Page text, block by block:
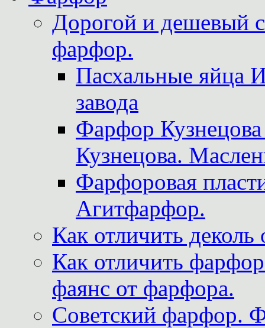
Дорогой и дешевый
фарфор.
Пасхальные яйца
завода
Фарфор
Кузнецова.
Фарфоровая
Агитфарфор.
Как отличить
Как отличить
фаянс от фарфора.
Советский фарфор.